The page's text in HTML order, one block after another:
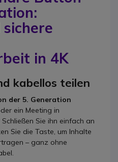
sichere
in 4K
kabellos teilen
der 5. Generation
ein Meeting in
Sie ihn einfach an
Sie die Taste, um Inhalte
– ganz ohne